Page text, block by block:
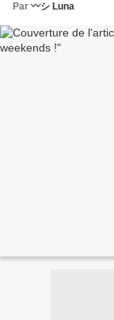
Par 〰️シ Luna